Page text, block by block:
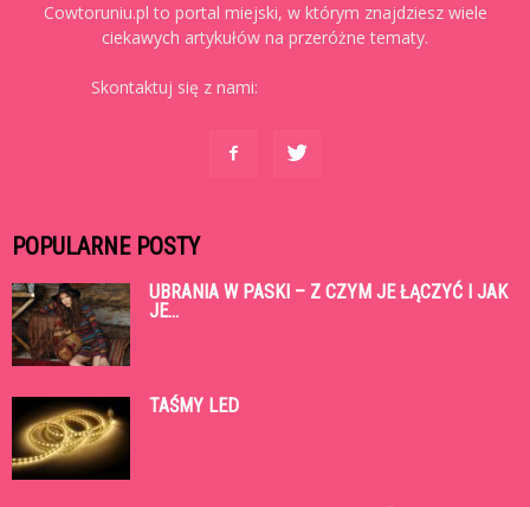
Cowtoruniu.pl to portal miejski, w którym znajdziesz wiele
ciekawych artykułów na przeróżne tematy.
Skontaktuj się z nami:
POPULARNE POSTY
UBRANIA W PASKI – Z CZYM JE ŁĄCZYĆ I JAK
JE...
TAŚMY LED